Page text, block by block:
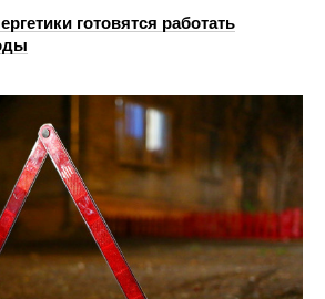
готовятся работать